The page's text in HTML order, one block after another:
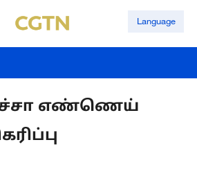
Language
எண்ணெய்